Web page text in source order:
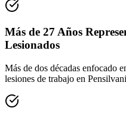
Más de 27 Años
Lesionados
Más de dos décadas enfocado
lesiones de trabajo en